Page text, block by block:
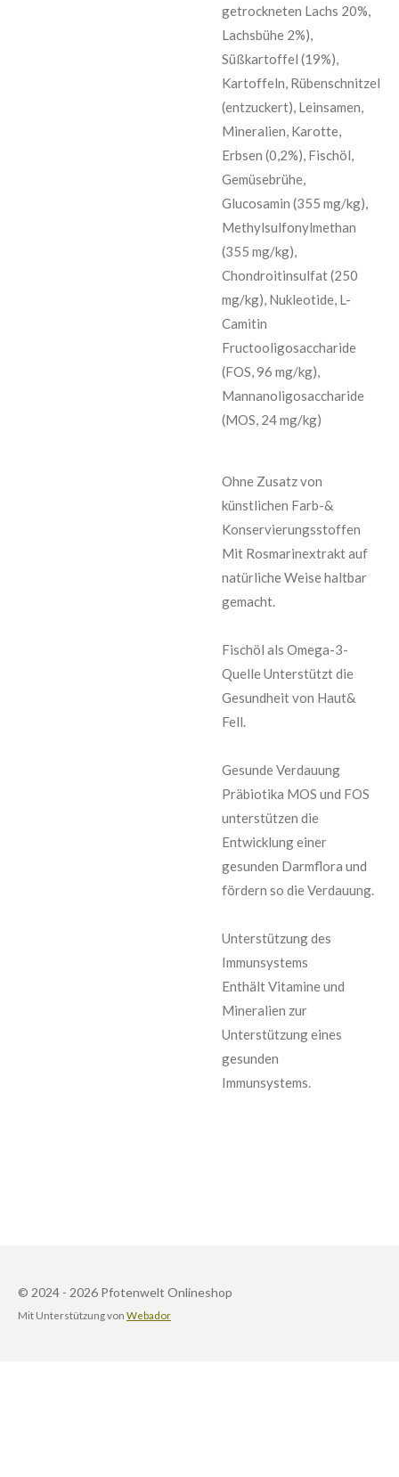
getrockneten Lachs 20%,
Lachsbühe 2%),
Süßkartoffel (19%),
Kartoffeln, Rübenschnitzel
(entzuckert), Leinsamen,
Mineralien, Karotte,
Erbsen (0,2%), Fischöl,
Gemüsebrühe,
Glucosamin (355 mg/kg),
Methylsulfonylmethan
(355 mg/kg),
Chondroitinsulfat (250
mg/kg), Nukleotide, L-
Camitin
Fructooligosaccharide
(FOS, 96 mg/kg),
Mannanoligosaccharide
(MOS, 24 mg/kg)
Ohne Zusatz von
künstlichen Farb-&
Konservierungsstoffen
Mit Rosmarinextrakt auf
natürliche Weise haltbar
gemacht.
Fischöl als Omega-3-
Quelle Unterstützt die
Gesundheit von Haut&
Fell.
Gesunde Verdauung
Präbiotika MOS und FOS
unterstützen die
Entwicklung einer
gesunden Darmflora und
fördern so die Verdauung.
Unterstützung des
Immunsystems
Enthält Vitamine und
Mineralien zur
Unterstützung eines
gesunden
Immunsystems.
© 2024 - 2026 Pfotenwelt Onlineshop
Mit Unterstützung von Webador